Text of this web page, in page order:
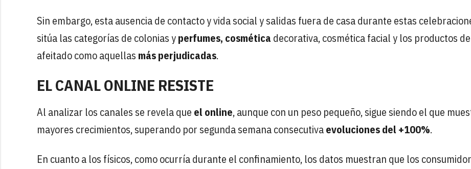
Sin embargo, esta ausencia de contacto y vida social y salidas fuera de casa durante estas
sitúa las categorías de colonias yperfumes, cosmética decorativa, cosmética facial y los productos de
afeitado como aquellas más perjudicadas.
EL CANAL ONLINE RESISTE
Al analizar los canales se revela que el online, aunque con un peso pequeño, sigue siendo el que
mayores crecimientos, superando por segunda semana consecutivaevoluciones del +100%.
En cuanto a los físicos, como ocurría durante el confinamiento, los datos muestran que los